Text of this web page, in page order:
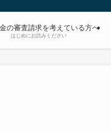
の審査請求を考えている方へ
はじめにお読みください